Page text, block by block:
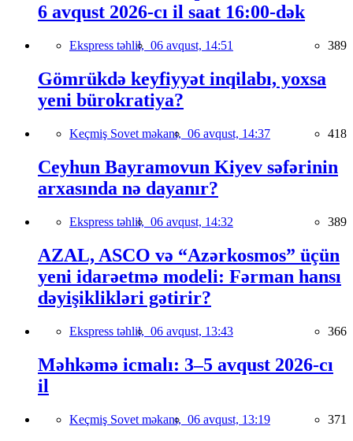
6 avqust 2026-cı il saat 16:00-dək
Ekspress təhlil, 06 avqust, 14:51 389
Gömrükdə keyfiyyət inqilabı, yoxsa
yeni bürokratiya?
Keçmiş Sovet məkanı, 06 avqust, 14:37 418
Ceyhun Bayramovun Kiyev səfərinin
arxasında nə dayanır?
Ekspress təhlil, 06 avqust, 14:32 389
AZAL, ASCO və “Azərkosmos” üçün
yeni idarəetmə modeli: Fərman hansı
dəyişiklikləri gətirir?
Ekspress təhlil, 06 avqust, 13:43 366
Məhkəmə icmalı: 3–5 avqust 2026-cı
il
Keçmiş Sovet məkanı, 06 avqust, 13:19 371